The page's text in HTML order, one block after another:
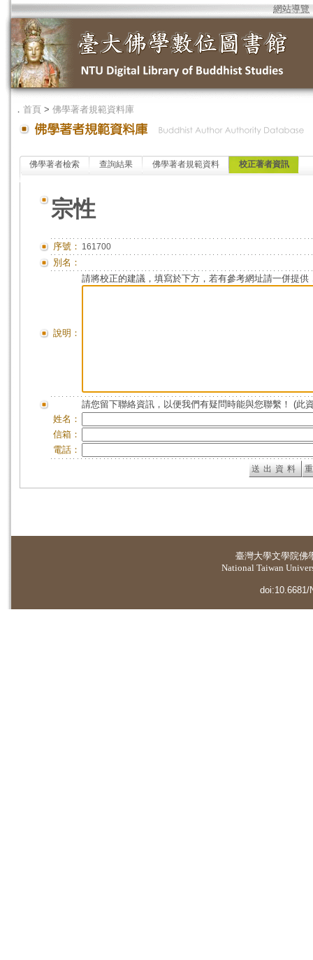
網站導覽
． 首頁 > 佛學著者規範資料庫
佛學著者檢索 查詢結果 佛學著者規範資料 校正著者資訊
宗性
序號： 161700
別名：
說明：
請將校正的建議，填寫於下方，若有參考網址請一併提供
請您留下聯絡資訊，以便我們有疑問時能與您聯繫！ (此
姓名：
信箱：
電話：
臺灣大學文學院佛
National Taiwan
doi:10.6681/